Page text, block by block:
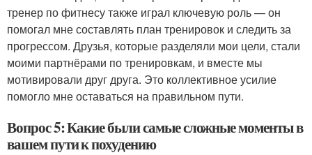
тренер по фитнесу также играл ключевую роль — он
помогал мне составлять план тренировок и следить за
прогрессом. Друзья, которые разделяли мои цели, стали
моими партнёрами по тренировкам, и вместе мы
мотивировали друг друга. Это коллективное усилие
помогло мне оставаться на правильном пути.
Вопрос 5: Какие были самые сложные моменты в
вашем пути к похудению